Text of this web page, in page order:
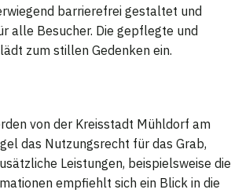
barrierefrei gestaltet und
alle Besucher. Die gepflegte und
zum stillen Gedenken ein.
von der Kreisstadt Mühldorf am
das Nutzungsrecht für das Grab,
Leistungen, beispielsweise die
empfiehlt sich ein Blick in die